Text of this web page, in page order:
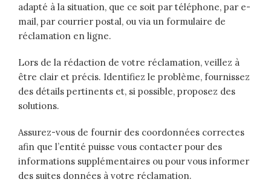
adapté à la situation, que ce soit par téléphone, par e-
mail, par courrier postal, ou via un formulaire de
réclamation en ligne.
Lors de la rédaction de votre réclamation, veillez à
être clair et précis. Identifiez le problème, fournissez
des détails pertinents et, si possible, proposez des
solutions.
Assurez-vous de fournir des coordonnées correctes
afin que l’entité puisse vous contacter pour des
informations supplémentaires ou pour vous informer
des suites données à votre réclamation.